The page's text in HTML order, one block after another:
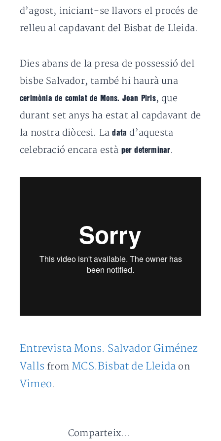
d’agost, iniciant-se llavors el procés de
relleu al capdavant del Bisbat de Lleida.
Dies abans de la presa de possessió del
bisbe Salvador, també hi haurà una
cerimònia de comiat de Mons. Joan Piris, que
durant set anys ha estat al capdavant de
la nostra diòcesi. Ladata d’aquesta
celebració encara està per determinar.
Entrevista Mons. Salvador Giménez
Valls fromMCS.Bisbat de Lleida on
Vimeo.
Comparteix...